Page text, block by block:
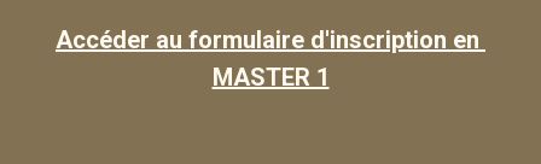
Accéder au formulaire d'inscription en
MASTER 1